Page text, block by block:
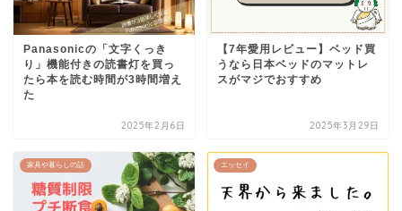
Panasonicの「文字くっき
り」機能付きの読書灯を買っ
たら本を読む時間が3時間増え
た
2025年2月6日
【7年愛用レビュー】ベッド買
うなら日本ベッドのマットレ
スがマジでおすすめ
2025年3月29日
家具や暮らしの話 エッセイ